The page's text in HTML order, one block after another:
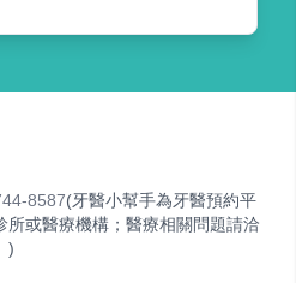
8587(牙醫小幫手為牙醫預約平
所或醫療機構；醫療相關問題請洽
)